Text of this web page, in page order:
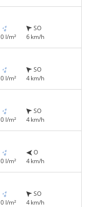
0 l/m²
SO
6 km/h
0 l/m²
SO
4 km/h
0 l/m²
SO
4 km/h
0 l/m²
O
4 km/h
0 l/m²
SO
4 km/h